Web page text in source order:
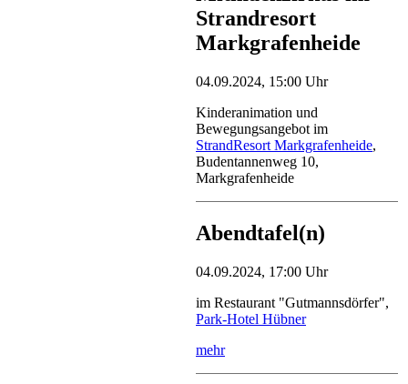
Strandresort
Markgrafenheide
04.09.2024, 15:00 Uhr
Kinderanimation und
Bewegungsangebot im
StrandResort Markgrafenheide,
Budentannenweg 10,
Markgrafenheide
Abendtafel(n)
04.09.2024, 17:00 Uhr
im Restaurant "Gutmannsdörfer",
Park-Hotel Hübner
mehr